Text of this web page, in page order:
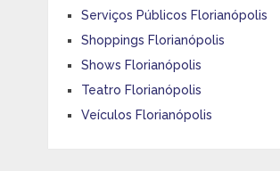
Serviços Públicos Florianópolis
Shoppings Florianópolis
Shows Florianópolis
Teatro Florianópolis
Veículos Florianópolis